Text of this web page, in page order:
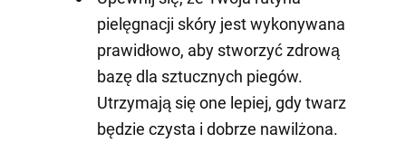
pielęgnacji skóry jest wykonywana
prawidłowo, aby stworzyć zdrową
bazę dla sztucznych piegów.
Utrzymają się one lepiej, gdy twarz
będzie czysta i dobrze nawilżona.